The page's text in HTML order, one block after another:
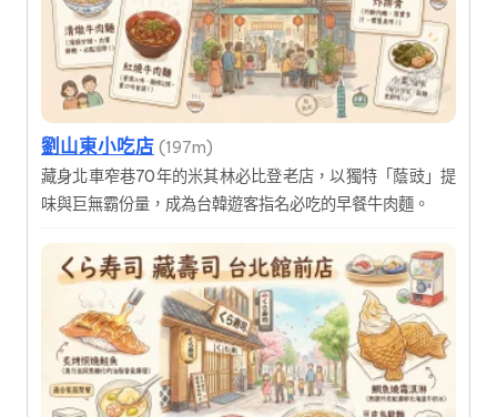
劉山東小吃店 (197m)
藏身北車窄巷70年的米其林必比登老店，以獨特「蔭豉」提
味與巨無霸份量，成為台韓遊客指名必吃的早餐牛肉麵。